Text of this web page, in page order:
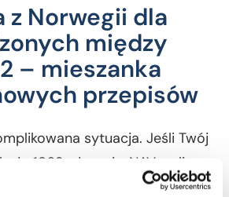
z Norwegii dla
między
– mieszanka
przepisów
sytuacja. Jeśli Twój
do 1962 włącznie, NAV wyliczy
dochodową na podstawie